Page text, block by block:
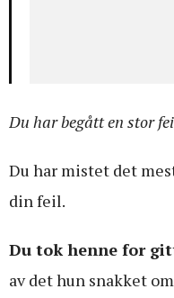
Du har begått en stor
Du har mistet det
din feil.
Du tok henne for
av det hun snakket